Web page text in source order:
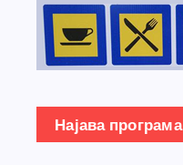
Најава програма